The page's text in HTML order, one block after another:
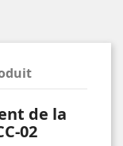
de la
02